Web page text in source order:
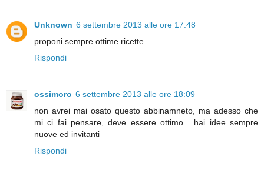
Unknown 6 settembre 2013 alle ore 17:48
proponi sempre ottime ricette
Rispondi
ossimoro 6 settembre 2013 alle ore 18:09
non avrei mai osato questo abbinamneto, ma adesso che
mi ci fai pensare, deve essere ottimo . hai idee sempre
nuove ed invitanti
Rispondi